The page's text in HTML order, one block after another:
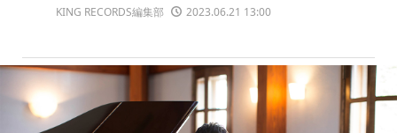
KING RECORDS編集部 2023.06.21 13:00